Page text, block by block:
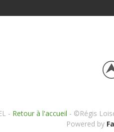
- Retour à l'accueil - ©Régis
Powered by